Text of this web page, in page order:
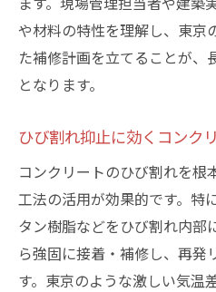
や材料の特性を理解し、東京
た補修計画を立てることが、
となります。
ひび割れ抑止に効くコンク
コンクリートのひび割れを根
工法の活用が効果的です。特
タン樹脂などをひび割れ内部
ら強固に接着・補修し、再発
す。東京のような激しい気温